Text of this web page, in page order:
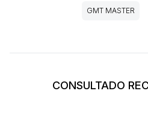
GMT MASTER
CONSULTADO